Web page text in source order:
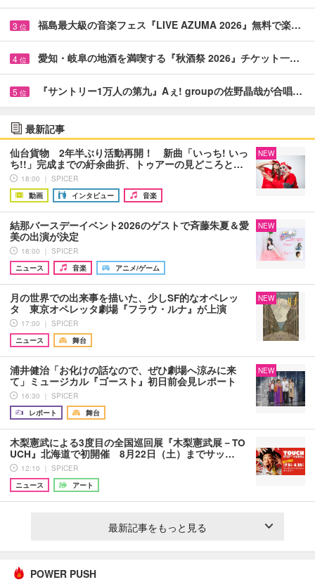
3 位 福島最大級の音楽フェス『LIVE AZUMA 2026』無料で楽…
4 位 愛知・岐阜の地酒を満喫する『秋酒祭 2026』チケット一…
5 位 『サントリー1万人の第九』Aぇ! groupの佐野晶哉が合唱…
最新記事
仙台貨物 2年半ぶり活動再開！ 新曲「いっち! いっ
ち!!」完成までの紆余曲折、トゥアーの見どころと…
18:00 ｜ SPICER
動画
インタビュー 音楽
NEW
結那バースデーイベント2026のゲストで斉藤朱夏＆愛
美の出演が決定
18:00 ｜ SPICER
ニュース
音楽 アニメ/ゲーム
NEW
月の世界での出来事を描いた、少しSF的なオペレッ
タ 東京オペレッタ劇場『フラウ・ルナ』が上演
17:00 ｜ SPICER
ニュース
舞台
NEW
浦井健治「お化けの話なので、ぜひ劇場へ涼みに来
て」ミュージカル『ゴースト』初日前会見レポート
16:30 ｜ SPICER
レポート
舞台
NEW
木梨憲武による3度目の全国巡回展『木梨憲武展－TO
UCH』北海道で初開催 8月22日（土）までサッ…
12:10 ｜ SPICER
ニュース
アート
最新記事をもっと見る
POWER PUSH